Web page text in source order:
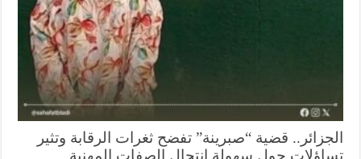
قضية “صبرينة” تفضح ثغرات الرقابة وتثير
حول سهولة انتحال الصفات المهنية